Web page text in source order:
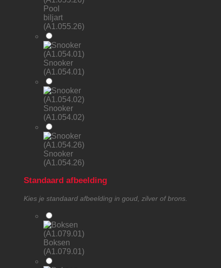
Pool
biljart
(A1.055.26)
Snooker
(A1.054.01)
Snooker
(A1.054.02)
Snooker
(A1.054.26)
Standaard afbeelding
Kies je standaard afbeelding in goud, zilver of brons.
Boksen
(A1.079.01)